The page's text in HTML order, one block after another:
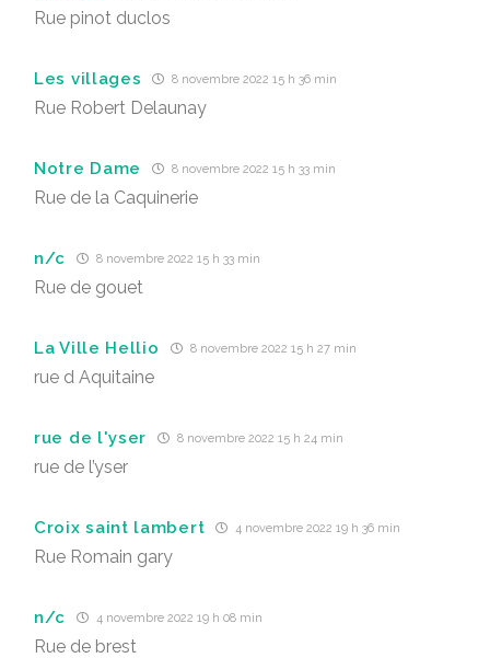
Rue pinot duclos
Les villages 8 novembre 2022 15 h 36 min
Rue Robert Delaunay
Notre Dame 8 novembre 2022 15 h 33 min
Rue de la Caquinerie
n/c 8 novembre 2022 15 h 33 min
Rue de gouet
La Ville Hellio 8 novembre 2022 15 h 27 min
rue d Aquitaine
rue de l'yser 8 novembre 2022 15 h 24 min
rue de l’yser
Croix saint lambert 4 novembre 2022 19 h 36 min
Rue Romain gary
n/c 4 novembre 2022 19 h 08 min
Rue de brest